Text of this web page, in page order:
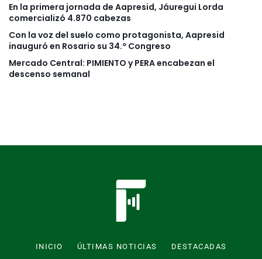
En la primera jornada de Aapresid, Jáuregui Lorda
comercializó 4.870 cabezas
Con la voz del suelo como protagonista, Aapresid
inauguró en Rosario su 34.º Congreso
Mercado Central: PIMIENTO y PERA encabezan el
descenso semanal
INICIO ÚLTIMAS NOTICIAS
DESTACADAS